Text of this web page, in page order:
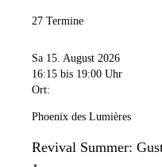
27 Termine
Sa 15. August 2026
16:15 bis 19:00 Uhr
Ort:
Phoenix des Lumières
Revival Summer: